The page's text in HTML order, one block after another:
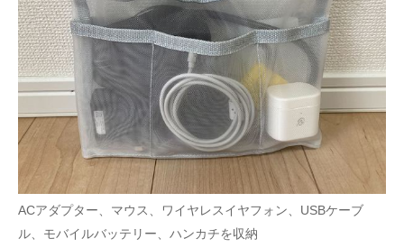
ACアダプター、マウス、ワイヤレスイヤフォン、USBケーブ
ル、モバイルバッテリー、ハンカチを収納